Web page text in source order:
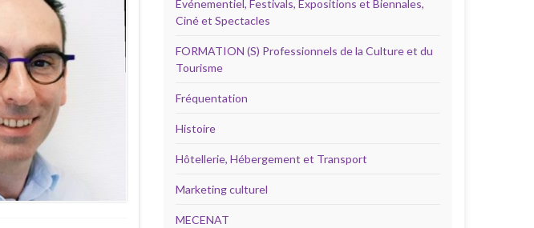
Evénementiel, Festivals, Expositions et Biennales,
Ciné et Spectacles
FORMATION (S) Professionnels de la Culture et du
Tourisme
Fréquentation
Histoire
Hôtellerie, Hébergement et Transport
Marketing culturel
MECENAT